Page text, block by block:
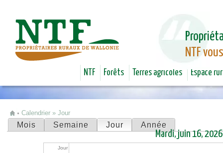
NTF
NTF Forêts Terres agricoles Espace
Vous êtes ici
Calendrier » Jour
Onglets principaux
Mois Semaine Jour (onglet actif)
Année
Mardi, juin 16, 2026
Jour